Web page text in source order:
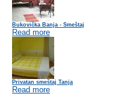
Bukovička Banja - Smeštaj
Read more
Privatan smeštaj Tanja
Read more